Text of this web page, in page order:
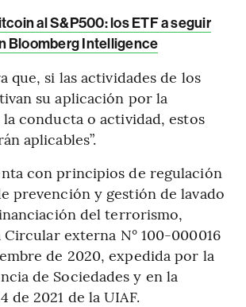
al S&P500: los ETF a seguir
Bloomberg Intelligence
que, si las actividades de los
su aplicación por la
conducta o actividad, estos
aplicables”.
con principios de regulación
prevención y gestión de lavado
del terrorismo,
externa N° 100-000016
de 2020, expedida por la
de Sociedades y en la
de 2021 de la UIAF.